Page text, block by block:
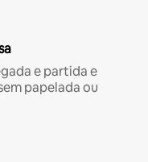
e partida e
papelada ou